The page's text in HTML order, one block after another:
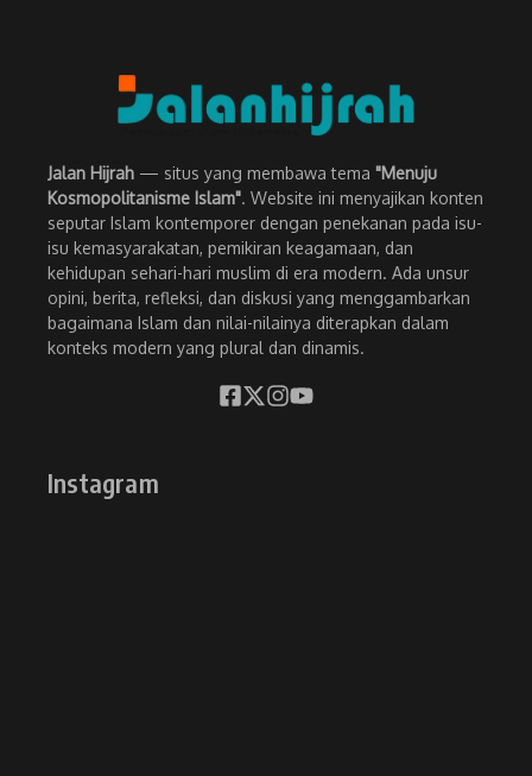
Jalan Hijrah — situs yang membawa tema "Menuju
Kosmopolitanisme Islam". Website ini menyajikan konten
seputar Islam kontemporer dengan penekanan pada isu-
isu kemasyarakatan, pemikiran keagamaan, dan
kehidupan sehari-hari muslim di era modern. Ada unsur
opini, berita, refleksi, dan diskusi yang menggambarkan
bagaimana Islam dan nilai-nilainya diterapkan dalam
konteks modern yang plural dan dinamis.
Instagram